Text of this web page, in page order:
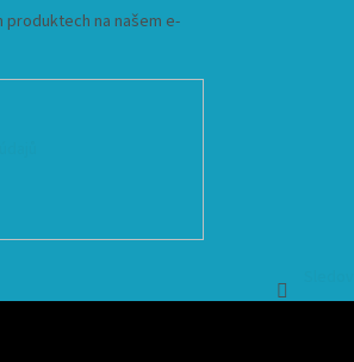
produktech na našem e-